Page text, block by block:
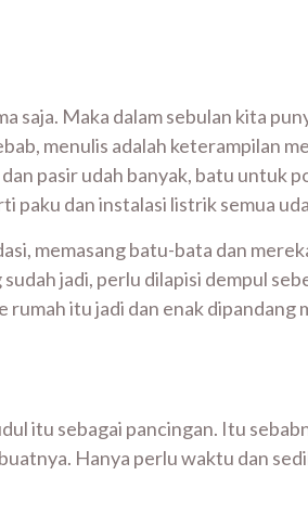
saja. Maka dalam sebulan kita
menulis adalah keterampilan
pasir udah banyak, batu untuk
paku dan instalasi listrik semua
memasang batu-bata dan
jadi, perlu dilapisi dempul
itu jadi dan enak dipandang
itu sebagai pancingan. Itu
Hanya perlu waktu dan